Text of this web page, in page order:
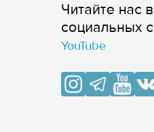
Читайте нас
cоциальных
YouTube